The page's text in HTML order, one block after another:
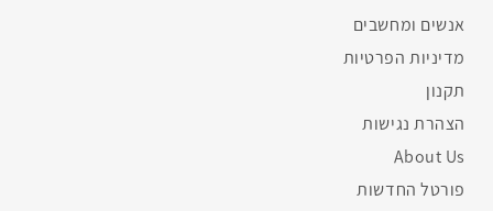
אנשים ומחשבים
מדיניות הפרטיות
תקנון
הצהרת נגישות
About Us
פורטל החדשות